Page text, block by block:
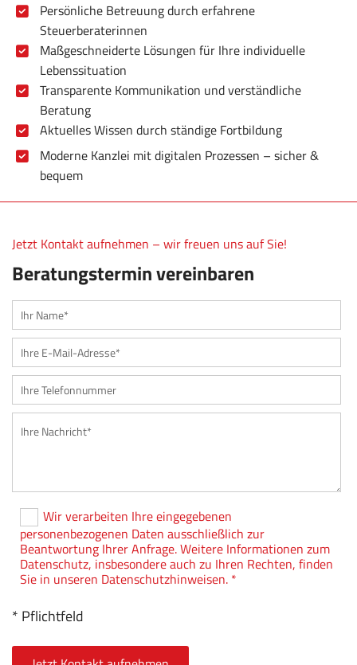
Persönliche Betreuung durch erfahrene
Steuerberaterinnen
Maßgeschneiderte Lösungen für Ihre individuelle
Lebenssituation
Transparente Kommunikation und verständliche
Beratung
Aktuelles Wissen durch ständige Fortbildung
Moderne Kanzlei mit digitalen Prozessen – sicher &
bequem
Jetzt Kontakt aufnehmen – wir freuen uns auf Sie!
Beratungstermin vereinbaren
Wir verarbeiten Ihre eingegebenen
personenbezogenen Daten ausschließlich zur
Beantwortung Ihrer Anfrage. Weitere Informationen zum
Datenschutz, insbesondere auch zu Ihren Rechten, finden
Sie in unseren Datenschutzhinweisen. *
* Pflichtfeld